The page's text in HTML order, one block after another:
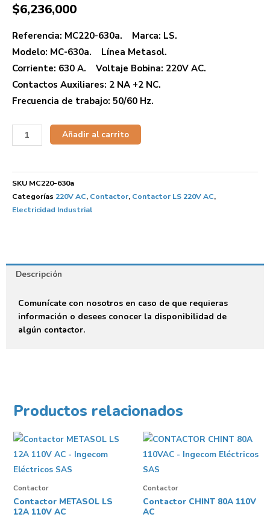
$6,236,000
Referencia: MC220-630a. Marca: LS.
Modelo: MC-630a. Línea Metasol.
Corriente: 630 A. Voltaje Bobina: 220V AC.
Contactos Auxiliares: 2 NA +2 NC.
Frecuencia de trabajo: 50/60 Hz.
Añadir al carrito
SKU MC220-630a
Categorías 220V AC, Contactor, Contactor LS 220V AC,
Electricidad Industrial
Descripción
Comunícate con nosotros en caso de que requieras
información o desees conocer la disponibilidad de
algún contactor.
Productos relacionados
Contactor
Contactor METASOL LS
12A 110V AC
Contactor
Contactor CHINT 80A 110V
AC